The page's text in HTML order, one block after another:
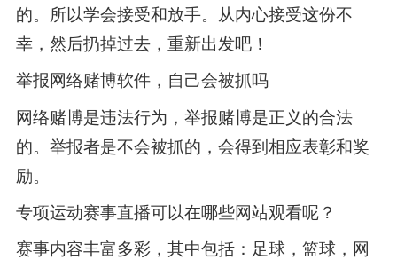
的。所以学会接受和放手。从内心接受这份不
幸，然后扔掉过去，重新出发吧！
举报网络赌博软件，自己会被抓吗
网络赌博是违法行为，举报赌博是正义的合法
的。举报者是不会被抓的，会得到相应表彰和奖
励。
专项运动赛事直播可以在哪些网站观看呢？
赛事内容丰富多彩，其中包括：足球，篮球，网